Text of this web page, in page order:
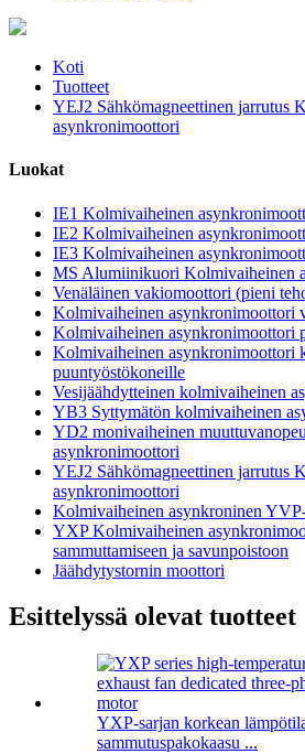
Koti
Tuotteet
YEJ2 Sähkömagneettinen jarrutus
asynkronimoottori
Luokat
IE1 Kolmivaiheinen
IE2 Kolmivaiheinen
IE3 Kolmivaiheinen
MS Alumiinikuori Kolmivaiheinen
Venäläinen vakiomoottori (pieni
Kolmivaiheinen asynkronimoottori
Kolmivaiheinen asynkronimoottori
Kolmivaiheinen asynkronimoottori
puuntyöstökoneille
Vesijäähdytteinen kolmivaiheinen
YB3 Syttymätön kolmivaiheinen
YD2 monivaiheinen
asynkronimoottori
YEJ2 Sähkömagneettinen jarrutus
asynkronimoottori
Kolmivaiheinen asynkroninen
YXP Kolmivaiheinen
sammuttamiseen ja savunpoistoon
Jäähdytystornin moottori
Esittelyssä olevat tuotteet
YXP-sarjan korkean
sammutuspakokaasu ...